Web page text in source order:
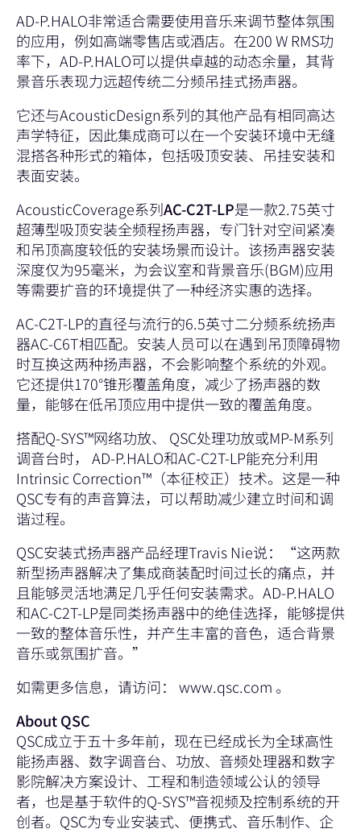
AD-P.HALO非常适合需要使用音乐来调节整体氛围
的应用，例如高端零售店或酒店。在200 W RMS功
率下，AD-P.HALO可以提供卓越的动态余量，其背
景音乐表现力远超传统二分频吊挂式扬声器。
它还与AcousticDesign系列的其他产品有相同高达
声学特征，因此集成商可以在一个安装环境中无缝
混搭各种形式的箱体，包括吸顶安装、吊挂安装和
表面安装。
AcousticCoverage系列AC-C2T-LP是一款2.75英寸
超薄型吸顶安装全频程扬声器，专门针对空间紧凑
和吊顶高度较低的安装场景而设计。该扬声器安装
深度仅为95毫米，为会议室和背景音乐(BGM)应用
等需要扩音的环境提供了一种经济实惠的选择。
AC-C2T-LP的直径与流行的6.5英寸二分频系统扬声
器AC-C6T相匹配。安装人员可以在遇到吊顶障碍物
时互换这两种扬声器，不会影响整个系统的外观。
它还提供170°锥形覆盖角度，减少了扬声器的数
量，能够在低吊顶应用中提供一致的覆盖角度。
搭配Q-SYS™网络功放、 QSC处理功放或MP-M系列
调音台时， AD-P.HALO和AC-C2T-LP能充分利用
Intrinsic Correction™（本征校正）技术。这是一种
QSC专有的声音算法，可以帮助减少建立时间和调
谐过程。
QSC安装式扬声器产品经理Travis Nie说：“这两款
新型扬声器解决了集成商装配时间过长的痛点，并
且能够灵活地满足几乎任何安装需求。AD-P.HALO
和AC-C2T-LP是同类扬声器中的绝佳选择，能够提供
一致的整体音乐性，并产生丰富的音色，适合背景
音乐或氛围扩音。”
如需更多信息，请访问： www.qsc.com。
About QSC
QSC成立于五十多年前，现在已经成长为全球高性
能扬声器、数字调音台、功放、音频处理器和数字
影院解决方案设计、工程和制造领域公认的领导
者，也是基于软件的Q-SYS™音视频及控制系统的开
创者。QSC为专业安装式、便携式、音乐制作、企